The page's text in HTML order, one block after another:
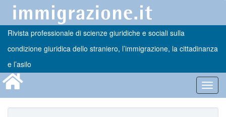
Rivista professionale di scienze giuridiche e sociali sulla
condizione giuridica dello straniero, l’immigrazione, la cittadinanza
e l’asilo